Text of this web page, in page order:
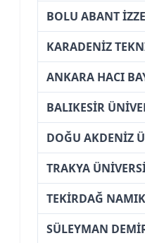
BOLU ABANT
KARADENİZ
ANKARA HACI
BALIKESİR
DOĞU AKDENİZ
TRAKYA
TEKİRDAĞ
SÜLEYMAN